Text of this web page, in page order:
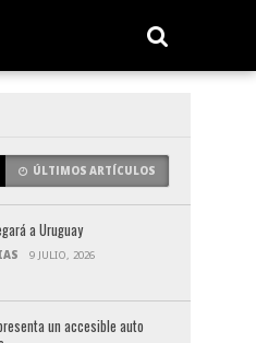
ÚLTIMOS ARTÍCULOS
a Uruguay
9 JULIO, 2026
un accesible auto